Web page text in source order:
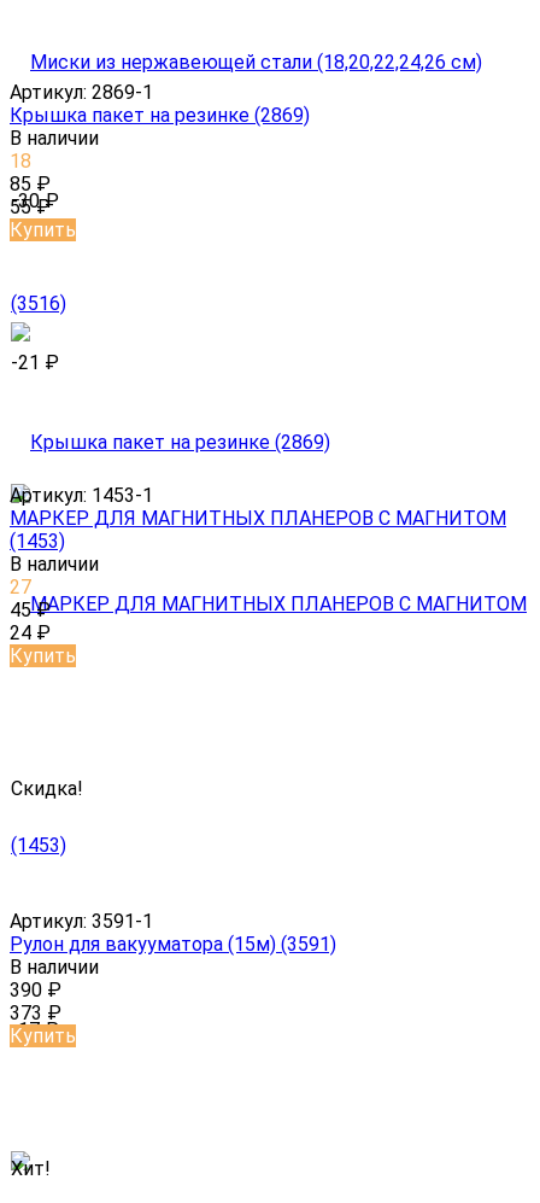
-30₽
Артикул: 2869-1
Крышка пакет на резинке (2869)
В наличии
18
85 ₽
55₽
Купить
-21 ₽
Артикул: 1453-1
МАРКЕР ДЛЯ МАГНИТНЫХ ПЛАНЕРОВ С МАГНИТОМ
(1453)
В наличии
27
45₽
24 ₽
Купить
Скидка!
-17₽
Артикул: 3591-1
Рулон для вакууматора (15м) (3591)
В наличии
390 ₽
373 ₽
Купить
Хит!